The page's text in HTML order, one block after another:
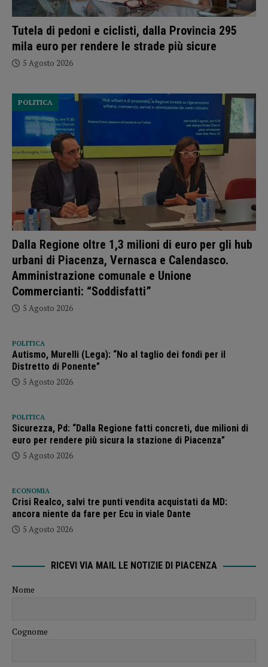
Tutela di pedoni e ciclisti, dalla Provincia 295
mila euro per rendere le strade più sicure
5 Agosto 2026
Dalla Regione oltre 1,3 milioni di euro per gli hub
urbani di Piacenza, Vernasca e Calendasco.
Amministrazione comunale e Unione
Commercianti: “Soddisfatti”
POLITICA
5 Agosto 2026
POLITICA
Autismo, Murelli (Lega): “No al taglio dei fondi per il
Distretto di Ponente”
5 Agosto 2026
POLITICA
Sicurezza, Pd: “Dalla Regione fatti concreti, due milioni di
euro per rendere più sicura la stazione di Piacenza”
5 Agosto 2026
ECONOMIA
Crisi Realco, salvi tre punti vendita acquistati da MD:
ancora niente da fare per Ecu in viale Dante
5 Agosto 2026
RICEVI VIA MAIL LE NOTIZIE DI PIACENZA
Nome
Cognome